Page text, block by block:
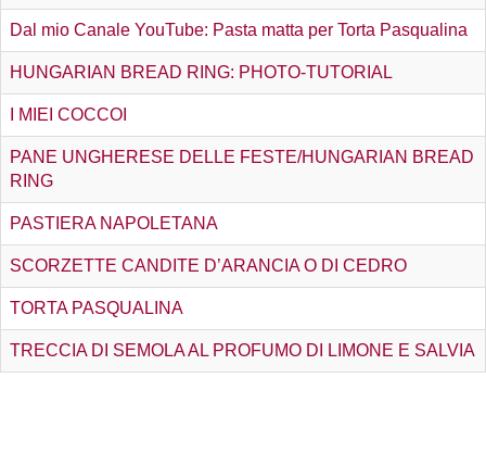
Dal mio Canale YouTube: Pasta matta per Torta Pasqualina
HUNGARIAN BREAD RING: PHOTO-TUTORIAL
I MIEI COCCOI
PANE UNGHERESE DELLE FESTE/HUNGARIAN BREAD
RING
PASTIERA NAPOLETANA
SCORZETTE CANDITE D’ARANCIA O DI CEDRO
TORTA PASQUALINA
TRECCIA DI SEMOLA AL PROFUMO DI LIMONE E SALVIA